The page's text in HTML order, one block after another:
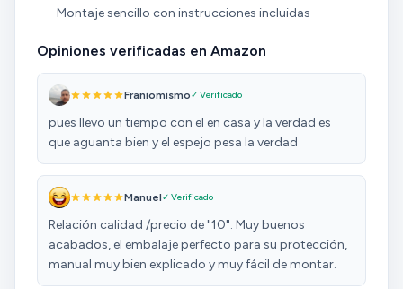
Montaje sencillo con instrucciones incluidas
Opiniones verificadas en Amazon
Franiomismo✓ Verificado
pues llevo un tiempo con el en casa y la verdad es
que aguanta bien y el espejo pesa la verdad
Manuel✓ Verificado
Relación calidad /precio de "10". Muy buenos
acabados, el embalaje perfecto para su protección,
manual muy bien explicado y muy fácil de montar.